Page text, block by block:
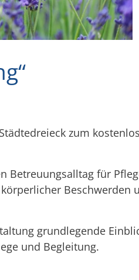
zum
Betreuungsalltag für
Beschwerden
grundlegende
und Begleitung.